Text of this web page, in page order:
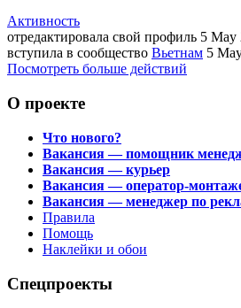
Активность
отредактировала свой профиль 5 May
вступила в сообщество Вьетнам 5
Посмотреть больше действий
О проекте
Что нового?
Вакансия — помощник
Вакансия — курьер
Вакансия — оператор-
Вакансия — менеджер по
Правила
Помощь
Наклейки и обои
Спецпроекты